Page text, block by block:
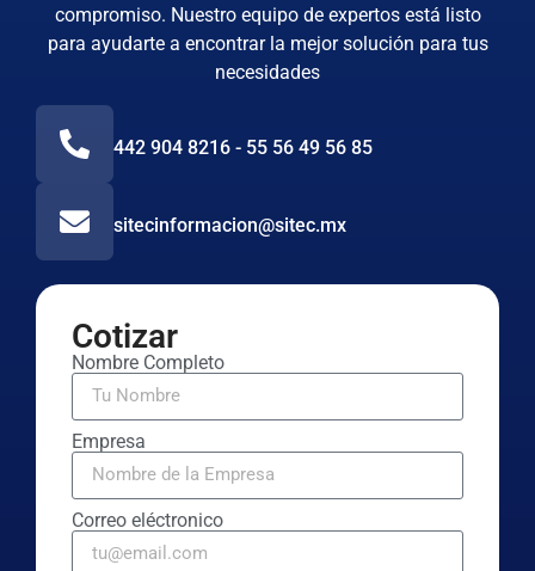
compromiso. Nuestro equipo de expertos está listo
para ayudarte a encontrar la mejor solución para tus
necesidades
442 904 8216 - 55 56 49 56 85
sitecinformacion@sitec.mx
Cotizar
Nombre Completo
Empresa
Correo eléctronico